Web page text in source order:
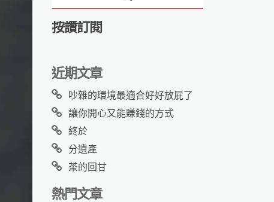
按讚訂閱
近期文章
吵雜的環境最適合好好放屁了
讓你開心又能賺錢的方式
終於
分遺產
茶的回甘
熱門文章